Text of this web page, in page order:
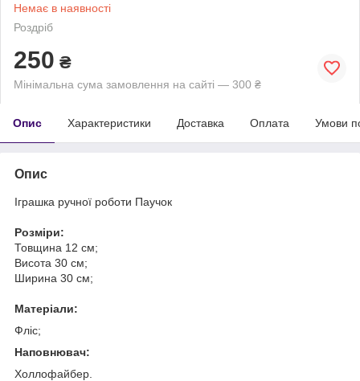
Немає в наявності
Роздріб
250 ₴
Мінімальна сума замовлення на сайті — 300 ₴
Опис Характеристики Доставка Оплата Умови
Опис
Іграшка ручної роботи Паучок
Розміри:
Товщина 12 см;
Висота 30 см;
Ширина 30 см;
Матеріали:
Фліс;
Наповнювач:
Холлофайбер.